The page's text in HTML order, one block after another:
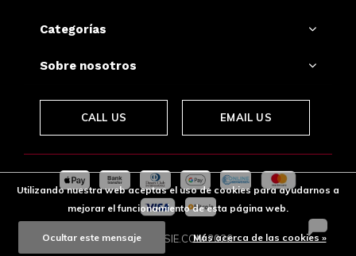
Categorías
Sobre nosotros
CALL US EMAIL US
© SNUSSIE.COM2026
Utilizando nuestra web aceptas el uso de cookies para ayudarnos a
mejorar el funcionamiento de esta página web.
Ocultar este mensaje Más acerca de las cookies »